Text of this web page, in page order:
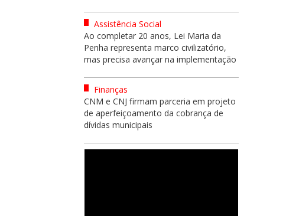
Assistência Social
Ao completar 20 anos, Lei Maria da
Penha representa marco civilizatório,
mas precisa avançar na implementação
Finanças
CNM e CNJ firmam parceria em projeto
de aperfeiçoamento da cobrança de
dívidas municipais